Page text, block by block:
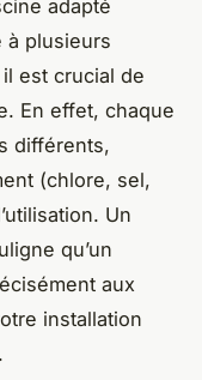
adapté
à plusieurs
est crucial de
En effet, chaque
différents,
(chlore, sel,
Un
qu’un
aux
installation